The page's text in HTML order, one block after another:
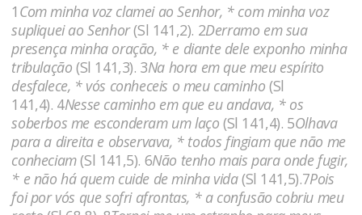
1 Com minha voz clamei ao Senhor, * com minha voz
supliquei ao Senhor(Sl 141,2). 2Derramo em sua
presença minha oração, * e diante dele exponho minha
tribulação (Sl 141,3). 3Na hora em que meu espírito
desfalece, * vós conheceis o meu caminho (Sl
141,4). 4Nesse caminho em que eu andava, * os
soberbos me esconderam um laço (Sl 141,4). 5Olhava
para a direita e observava, * todos fingiam que não me
conheciam(Sl 141,5). 6Não tenho mais para onde fugir,
* e não há quem cuide de minha vida(Sl 141,5).7Pois
foi por vós que sofri afrontas, * a confusão cobriu meu